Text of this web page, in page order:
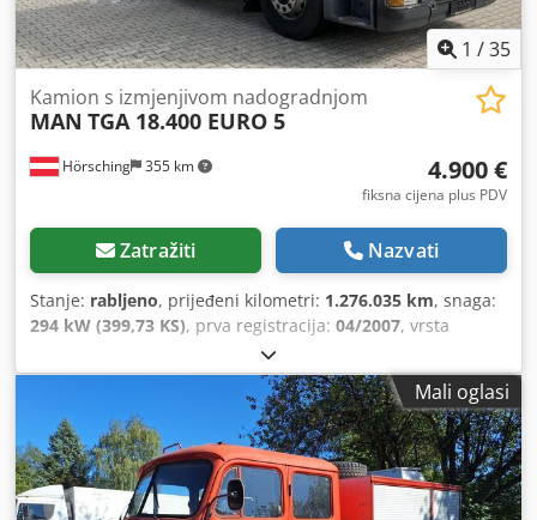
1 /35
Hörsching 355 km
Kamion s izmjenjivom nadogradnjom
MAN TGA 18.400 EURO 5
4.900 €
fiksna cijena plus PDV
Zatražiti Nazvati
Stanje: rabljeno, prijeđeni kilometri: 1.276.035 km, snaga:
294 kW (399,73 KS), prva registracija: 04/2007, vrsta
, konfiguracija osovina:
pregled (TÜV):04/2027, vrsta prijenosa:automatski,
, ovjes:zrak, Oprema:ABS, filtar
čestica, klima uređaj, sustav imobilizatora,
Mali oglasi